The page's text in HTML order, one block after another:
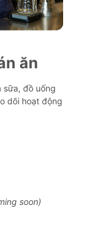
ăn
sữa, đồ uống
dõi hoạt động
soon)